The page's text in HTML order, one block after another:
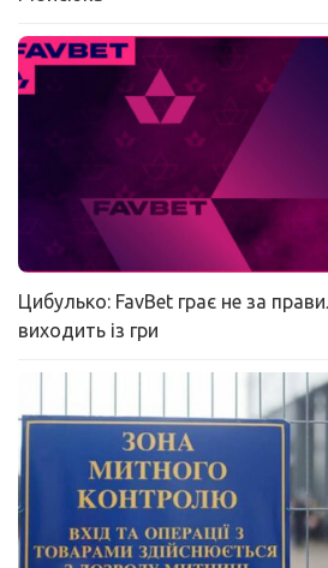
Цибулько: FavBet грає не за
виходить із гри